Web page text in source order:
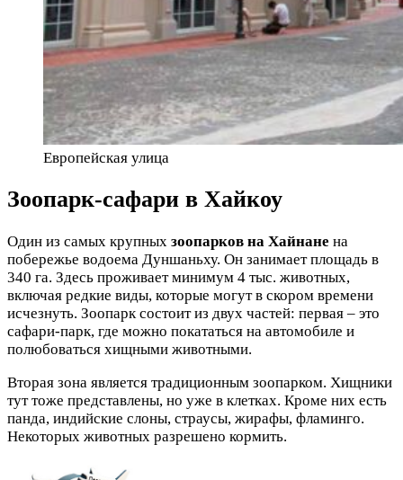
Европейская улица
Зоопарк-сафари в Хайкоу
Один из самых крупных зоопарков на Хайнане на
побережье водоема Дуншаньху. Он занимает площадь в
340 га. Здесь проживает минимум 4 тыс. животных,
включая редкие виды, которые могут в скором времени
исчезнуть. Зоопарк состоит из двух частей: первая – это
сафари-парк, где можно покататься на автомобиле и
полюбоваться хищными животными.
Вторая зона является традиционным зоопарком. Хищники
тут тоже представлены, но уже в клетках. Кроме них есть
панда, индийские слоны, страусы, жирафы, фламинго.
Некоторых животных разрешено кормить.